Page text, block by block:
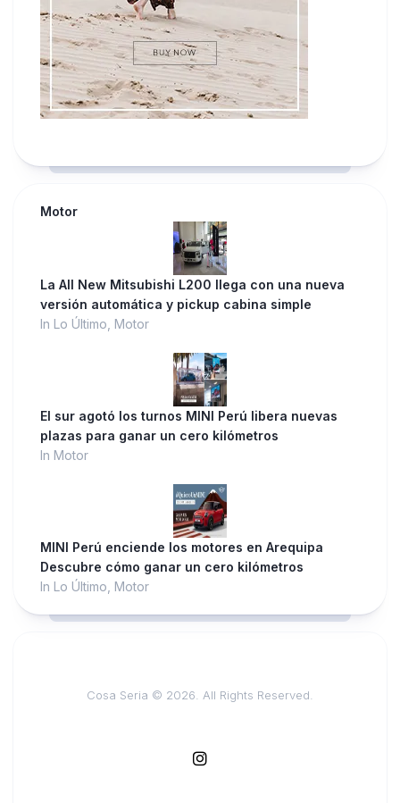
Motor
La All New Mitsubishi L200 llega con una nueva
versión automática y pickup cabina simple
In Lo Último, Motor
El sur agotó los turnos MINI Perú libera nuevas
plazas para ganar un cero kilómetros
In Motor
MINI Perú enciende los motores en Arequipa
Descubre cómo ganar un cero kilómetros
In Lo Último, Motor
Cosa Seria © 2026. All Rights Reserved.